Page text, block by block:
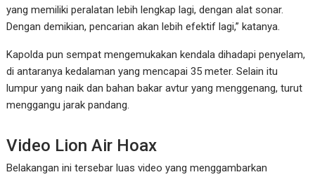
yang memiliki peralatan lebih lengkap lagi, dengan alat sonar.
Dengan demikian, pencarian akan lebih efektif lagi,” katanya.
Kapolda pun sempat mengemukakan kendala dihadapi penyelam,
di antaranya kedalaman yang mencapai 35 meter. Selain itu
lumpur yang naik dan bahan bakar avtur yang menggenang, turut
menggangu jarak pandang.
Video Lion Air Hoax
Belakangan ini tersebar luas video yang menggambarkan